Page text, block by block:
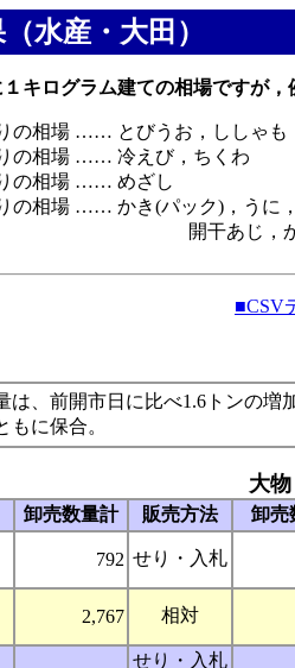
水産・大田）
キログラム建ての相場ですが，
の相場 …… とびうお，ししゃも
の相場 …… 冷えび，ちくわ
の相場 …… めざし
の相場 …… かき(パック)，うに
じ，かまぼこ，
■CSV
は、前開市日に比べ1.6トンの
もに保合。
大
卸売数量計 販売方法
卸売
792 せり・入札
2,767 相対
せり・入札